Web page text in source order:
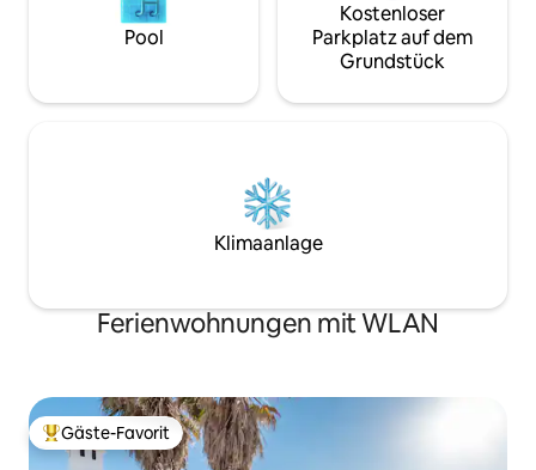
Pool
Kostenloser
Parkplatz auf dem
Grundstück
Klimaanlage
Ferienwohnungen mit WLAN
Beliebter Gäste-Favorit.
Gäste-Favorit